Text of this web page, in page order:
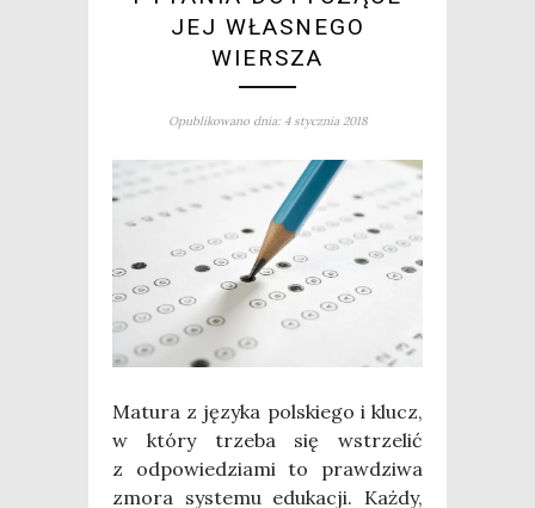
JEJ WŁASNEGO
WIERSZA
Opublikowano dnia: 4 stycznia 2018
Matu­ra z języ­ka pol­skie­go i klucz,
w któ­ry trze­ba się wstrze­lić
z odpo­wie­dzia­mi to praw­dzi­wa
zmo­ra sys­te­mu edu­ka­cji. Każ­dy,